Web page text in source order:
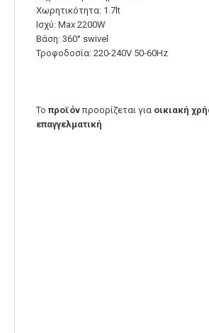
Χωρητικότητα: 1.7lt
Ισχύ: Max 2200W
Βάση: 360° swivel
Τροφοδοσία: 220-240V 50-60Hz
Τοπροϊόνπροορίζεται για οικιακή
επαγγελματική